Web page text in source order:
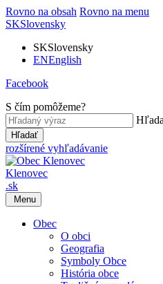
Rovno na obsah Rovno na menu
SKSlovensky
SKSlovensky
ENEnglish
Facebook
S čím pomôžeme?
Hľadať
rozšírené vyhľadávanie
Klenovec
.sk
Menu
Obec
O obci
Geografia
Symboly Obce
História obce